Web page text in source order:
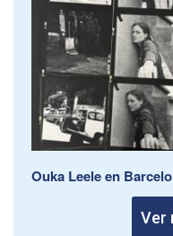
Ouka Leele en
Ver